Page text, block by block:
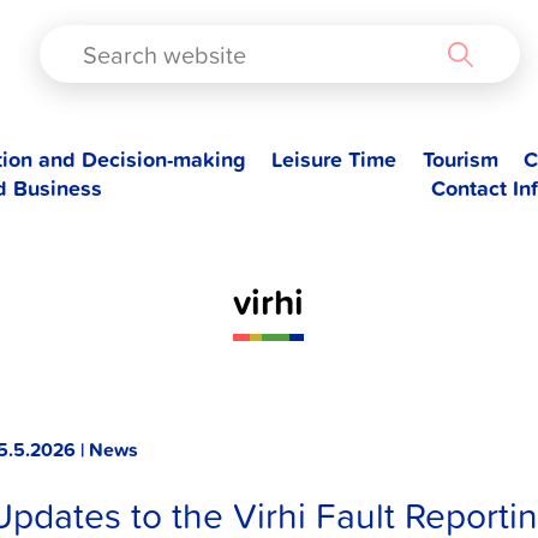
and Decision-making Leisure Time Tourism
Business
Contact
virhi
| News
to the Virhi Fault